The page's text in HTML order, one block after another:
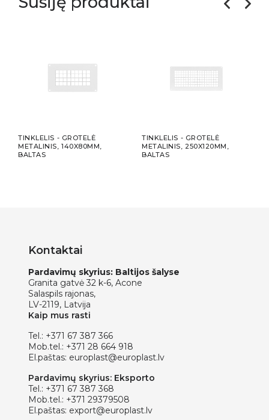
TINKLELIS - GROTELĖ
METALINIS, 140X80MM,
BALTAS
TINKLELIS - GROTELĖ
METALINIS, 250X120MM,
BALTAS
Kontaktai
Pardavimų skyrius: Baltijos šalyse
Granita gatvė 32 k-6, Acone
Salaspils rajonas,
LV-2119, Latvija
Kaip mus rasti
Tel.: +371 67 387 366
Mob.tel.: +371 28 664 918
El.paštas: europlast@europlast.lv
Pardavimų skyrius: Eksporto
Tel.: +371 67 387 368
Mob.tel.: +371 29379508
El.paštas: export@europlast.lv